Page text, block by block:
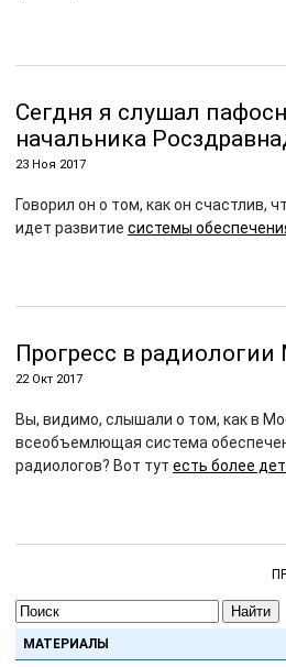
Сегдня я слушал
начальника
23 Ноя 2017
Говорил он о том, как он счастлив,
идет развитие системы
Прогресс в
22 Окт 2017
Вы, видимо, слышали о том, как в
всеобъемлющая система
радиологов? Вот тут есть более
Найти
МАТЕРИАЛЫ